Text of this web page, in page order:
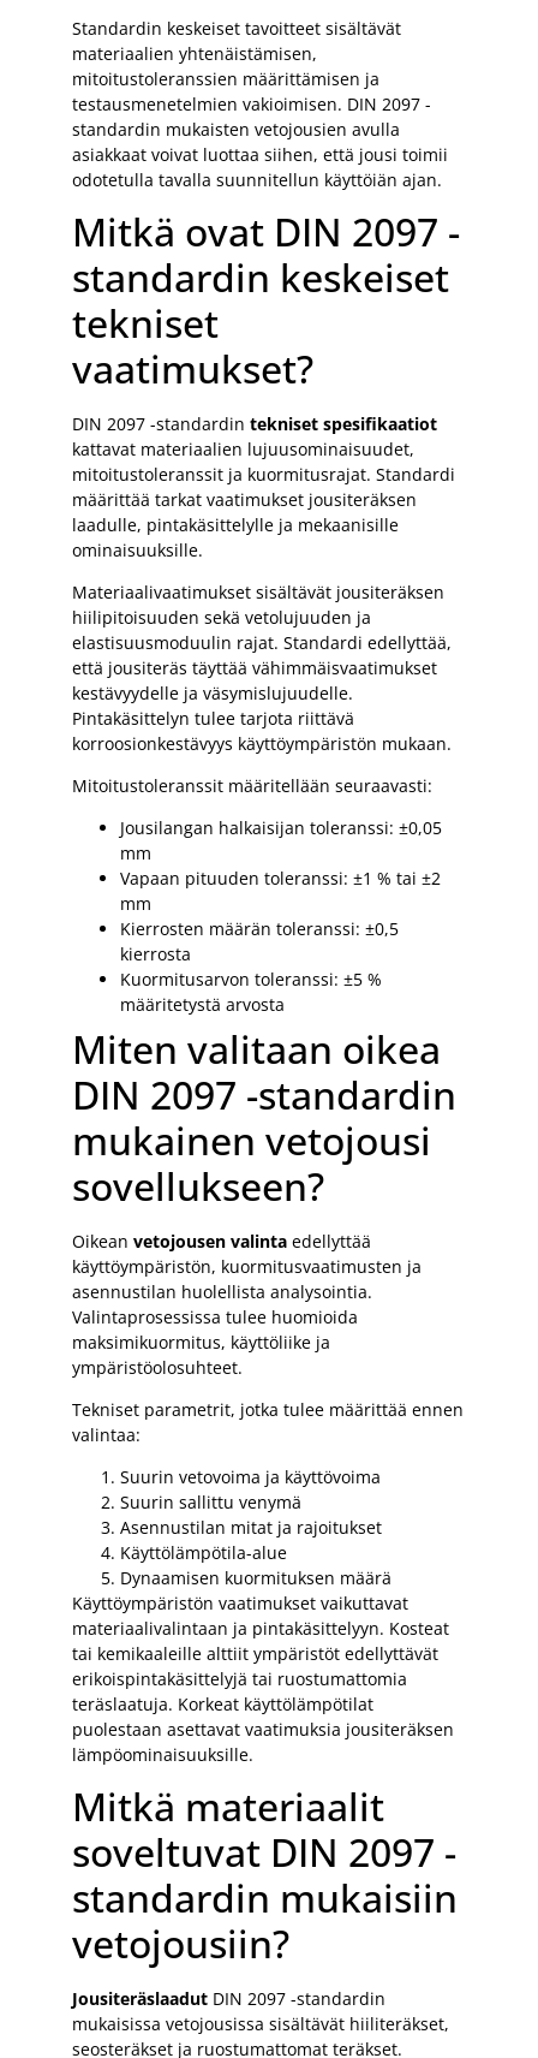
Standardin keskeiset tavoitteet sisältävät
materiaalien yhtenäistämisen,
mitoitustoleranssien määrittämisen ja
testausmenetelmien vakioimisen. DIN 2097 -
standardin mukaisten vetojousien avulla
asiakkaat voivat luottaa siihen, että jousi toimii
odotetulla tavalla suunnitellun käyttöiän ajan.
Mitkä ovat DIN 2097 -
standardin keskeiset
tekniset
vaatimukset?
DIN 2097 -standardin tekniset spesifikaatiot
kattavat materiaalien lujuusominaisuudet,
mitoitustoleranssit ja kuormitusrajat. Standardi
määrittää tarkat vaatimukset jousiteräksen
laadulle, pintakäsittelylle ja mekaanisille
ominaisuuksille.
Materiaalivaatimukset sisältävät jousiteräksen
hiilipitoisuuden sekä vetolujuuden ja
elastisuusmoduulin rajat. Standardi edellyttää,
että jousiteräs täyttää vähimmäisvaatimukset
kestävyydelle ja väsymislujuudelle.
Pintakäsittelyn tulee tarjota riittävä
korroosionkestävyys käyttöympäristön mukaan.
Mitoitustoleranssit määritellään seuraavasti:
Jousilangan halkaisijan toleranssi: ±0,05
mm
Vapaan pituuden toleranssi: ±1 % tai ±2
mm
Kierrosten määrän toleranssi: ±0,5
kierrosta
Kuormitusarvon toleranssi: ±5 %
määritetystä arvosta
Miten valitaan oikea
DIN 2097 -standardin
mukainen vetojousi
sovellukseen?
Oikean vetojousen valinta edellyttää
käyttöympäristön, kuormitusvaatimusten ja
asennustilan huolellista analysointia.
Valintaprosessissa tulee huomioida
maksimikuormitus, käyttöliike ja
ympäristöolosuhteet.
Tekniset parametrit, jotka tulee määrittää ennen
valintaa:
Suurin vetovoima ja käyttövoima
Suurin sallittu venymä
Asennustilan mitat ja rajoitukset
Käyttölämpötila-alue
Dynaamisen kuormituksen määrä
Käyttöympäristön vaatimukset vaikuttavat
materiaalivalintaan ja pintakäsittelyyn. Kosteat
tai kemikaaleille alttiit ympäristöt edellyttävät
erikoispintakäsittelyjä tai ruostumattomia
teräslaatuja. Korkeat käyttölämpötilat
puolestaan asettavat vaatimuksia jousiteräksen
lämpöominaisuuksille.
Mitkä materiaalit
soveltuvat DIN 2097 -
standardin mukaisiin
vetojousiin?
Jousiteräslaadut DIN 2097 -standardin
mukaisissa vetojousissa sisältävät hiiliteräkset,
seosteräkset ja ruostumattomat teräkset.